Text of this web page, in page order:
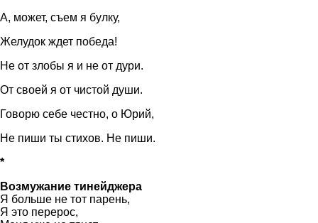
А, может, съем я булку,
Желудок ждет победа!
Не от злобы я и не от дури.
От своей я от чистой души.
Говорю себе честно, о Юрий,
Не пиши ты стихов. Не пиши.
*
Возмужание тинейджера
Я больше не тот парень,
Я это перерос,